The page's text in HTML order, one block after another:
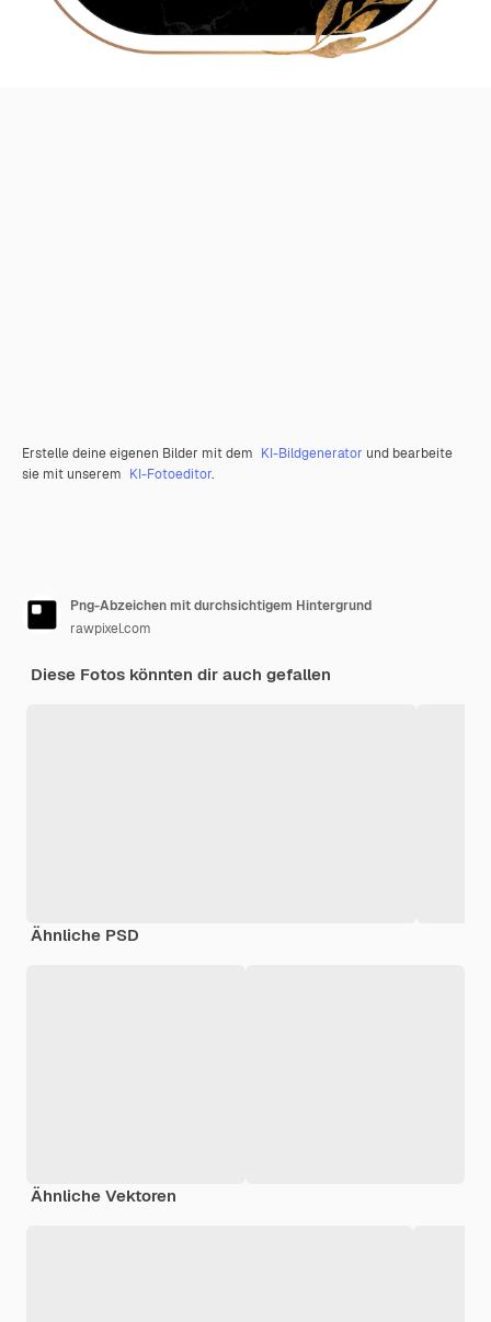
Erstelle deine eigenen Bilder mit dem KI-Bildgenerator und bearbeite
sie mit unserem KI-Fotoeditor.
Png-Abzeichen mit durchsichtigem Hintergrund
rawpixel.com
Diese Fotos könnten dir auch gefallen
Ähnliche PSD
Ähnliche Vektoren